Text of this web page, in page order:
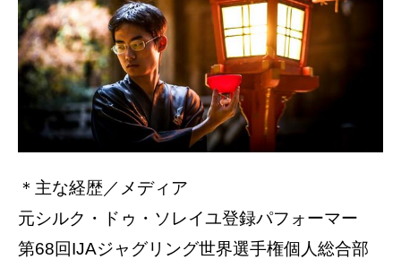
＊主な経歴／メディア
元シルク・ドゥ・ソレイユ登録パフォーマー
第68回IJAジャグリング世界選手権個人総合部